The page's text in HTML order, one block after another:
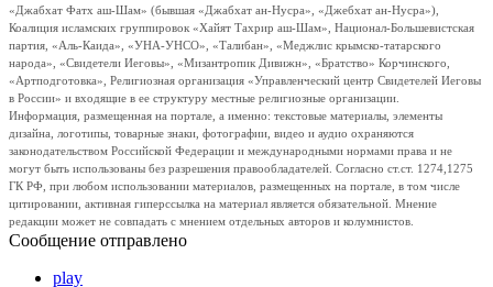
«Джабхат Фатх аш-Шам» (бывшая «Джабхат ан-Нусра», «Джебхат ан-Нусра»),
Коалиция исламских группировок «Хайят Тахрир аш-Шам», Национал-Большевистская
партия, «Аль-Каида», «УНА-УНСО», «Талибан», «Меджлис крымско-татарского
народа», «Свидетели Иеговы», «Мизантропик Дивижн», «Братство» Корчинского,
«Артподготовка», Религиозная организация «Управленческий центр Свидетелей Иеговы
в России» и входящие в ее структуру местные религиозные организации.
Информация, размещенная на портале, а именно: текстовые материалы, элементы
дизайна, логотипы, товарные знаки, фотографии, видео и аудио охраняются
законодательством Российской Федерации и международными нормами права и не
могут быть использованы без разрешения правообладателей. Согласно ст.ст. 1274,1275
ГК РФ, при любом использовании материалов, размещенных на портале, в том числе
цитировании, активная гиперссылка на материал является обязательной. Мнение
редакции может не совпадать с мнением отдельных авторов и колумнистов.
Сообщение отправлено
play